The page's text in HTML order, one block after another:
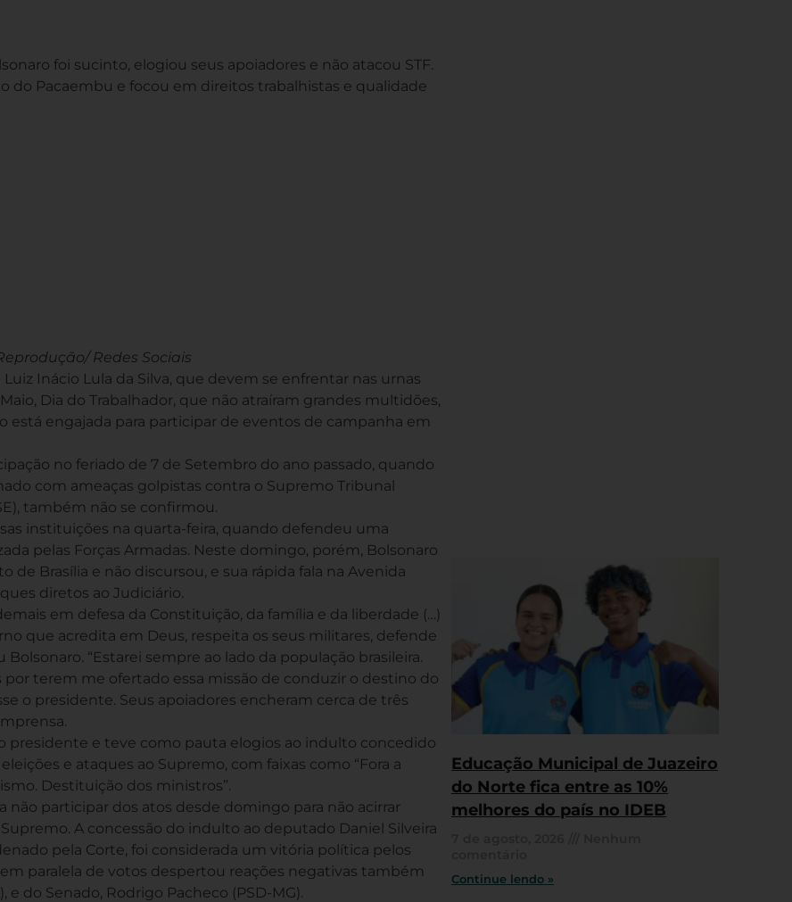
foi sucinto, elogiou seus apoiadores e não atacou STF.
do Pacaembu e focou em direitos trabalhistas e qualidade
Redes Sociais
Inácio Lula da Silva, que devem se enfrentar nas urnas
Dia do Trabalhador, que não atraíram grandes multidões,
está engajada para participar de eventos de campanha em
no feriado de 7 de Setembro do ano passado, quando
com ameaças golpistas contra o Supremo Tribunal
também não se confirmou.
instituições na quarta-feira, quando defendeu uma
pelas Forças Armadas. Neste domingo, porém, Bolsonaro
Brasília e não discursou, e sua rápida fala na Avenida
diretos ao Judiciário.
em defesa da Constituição, da família e da liberdade (…)
que acredita em Deus, respeita os seus militares, defende
“Estarei sempre ao lado da população brasileira.
terem me ofertado essa missão de conduzir o destino do
o presidente. Seus apoiadores encheram cerca de três
presidente e teve como pauta elogios ao indulto concedido
e ataques ao Supremo, com faixas como “Fora a
Destituição dos ministros”.
não participar dos atos desde domingo para não acirrar
A concessão do indulto ao deputado Daniel Silveira
pela Corte, foi considerada um vitória política pelos
paralela de votos despertou reações negativas também
e do Senado, Rodrigo Pacheco (PSD-MG).
Educação Municipal de Juazeiro
do Norte fica entre as 10%
melhores do país no IDEB
Continue lendo »